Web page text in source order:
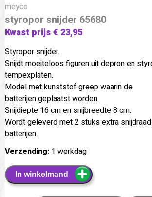
meyco
styropor snijder 65680
Kwast prijs € 23,95
Styropor snijder.
Snijdt moeiteloos figuren uit depron en
tempexplaten.
Model met kunststof greep waarin de
batterijen geplaatst worden.
Snijdiepte 16 cm en snijbreedte 8 cm.
Wordt geleverd met 2 stuks extra
batterijen.
Verzending: 1 werkdag
In winkelmand